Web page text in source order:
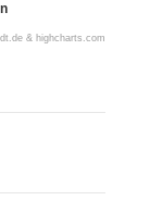
& highcharts.com